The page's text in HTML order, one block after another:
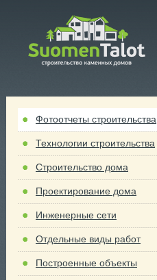
Фотоотчеты строительства
Технологии строительства
Строительство дома
Проектирование дома
Инженерные сети
Отдельные виды работ
Построенные объекты